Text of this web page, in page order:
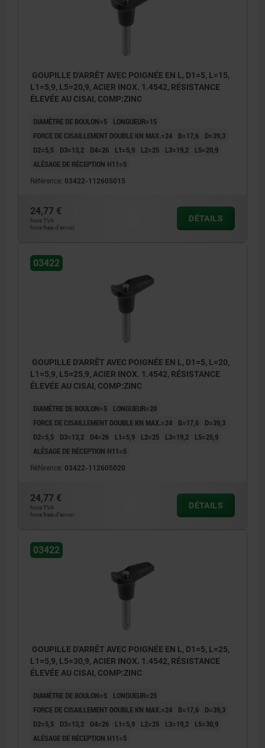
GOUPILLE D'ARRÊT AVEC POIGNÉE EN L, D1=5, L=15,
L1=5,9, L5=20,9, ACIER INOX. 1.4542, RÉSISTANCE
ÉLEVÉE AU CISAI, COMP:ZINC
DIAMÈTRE DE BOULON=5
LONGUEUR=15
FORCE DE CISAILLEMENT DOUBLE KN MAX.=24
B=17,6
D=39,3
D2=5,5
D3=13,2 D4=26 L1=5,9 L2=25 L3=19,2
L5=20,9
ALÉSAGE DE RÉCEPTION H11=5
Référence: 03422-112605015
24,77 €
hors TVA
hors frais d’envoi
DÉTAILS
03422
GOUPILLE D'ARRÊT AVEC POIGNÉE EN L, D1=5, L=20,
L1=5,9, L5=25,9, ACIER INOX. 1.4542, RÉSISTANCE
ÉLEVÉE AU CISAI, COMP:ZINC
DIAMÈTRE DE BOULON=5
LONGUEUR=20
FORCE DE CISAILLEMENT DOUBLE KN MAX.=24
B=17,6
D=39,3
D2=5,5
D3=13,2 D4=26 L1=5,9 L2=25 L3=19,2
L5=25,9
ALÉSAGE DE RÉCEPTION H11=5
Référence: 03422-112605020
24,77 €
hors TVA
hors frais d’envoi
DÉTAILS
03422
GOUPILLE D'ARRÊT AVEC POIGNÉE EN L, D1=5, L=25,
L1=5,9, L5=30,9, ACIER INOX. 1.4542, RÉSISTANCE
ÉLEVÉE AU CISAI, COMP:ZINC
DIAMÈTRE DE BOULON=5
LONGUEUR=25
FORCE DE CISAILLEMENT DOUBLE KN MAX.=24
B=17,6
D=39,3
D2=5,5
D3=13,2 D4=26 L1=5,9 L2=25 L3=19,2
L5=30,9
ALÉSAGE DE RÉCEPTION H11=5